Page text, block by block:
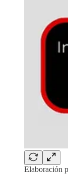
Elaboración